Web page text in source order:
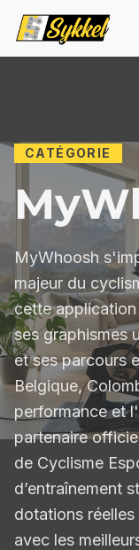
Les articles
CATÉGORIE
MyWhoosh
majeur du
cette
ses graphismes
et ses parcours
Belgique,
performance et
partenaire
de Cyclisme
d’entraînement
dotations
avec les